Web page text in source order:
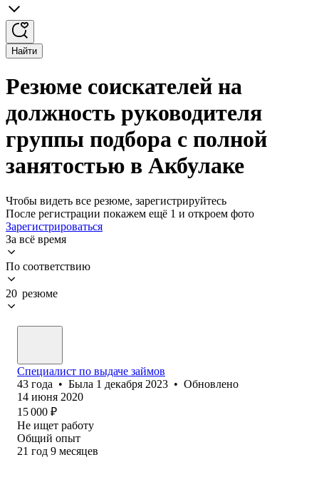
Найти
Резюме соискателей на
должность руководителя
группы подбора с полной
занятостью в Акбулаке
Чтобы видеть все резюме, зарегистрируйтесь
После регистрации покажем ещё 1 и откроем фото
Зарегистрироваться
За всё время
По соответствию
20 резюме
Специалист по выдаче займов
43 года • Была 1 декабря 2023 • Обновлено
14 июня 2020
15 000 ₽
Не ищет работу
Общий опыт
21 год 9 месяцев